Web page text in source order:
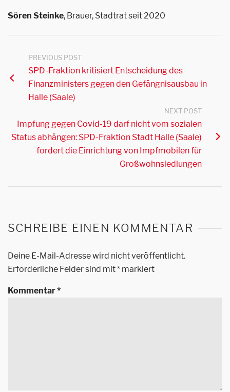
Sören Steinke, Brauer, Stadtrat seit 2020
PREVIOUS POST
SPD-Fraktion kritisiert Entscheidung des
Finanzministers gegen den Gefängnisausbau in
Halle (Saale)
NEXT POST
Impfung gegen Covid-19 darf nicht vom sozialen
Status abhängen: SPD-Fraktion Stadt Halle (Saale)
fordert die Einrichtung von Impfmobilen für
Großwohnsiedlungen
SCHREIBE EINEN KOMMENTAR
Deine E-Mail-Adresse wird nicht veröffentlicht.
Erforderliche Felder sind mit* markiert
Kommentar*